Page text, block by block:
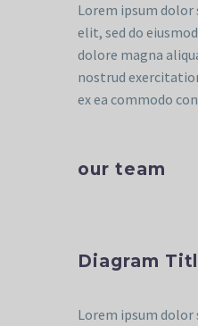
Lorem ipsum
elit, sed do
dolore magna
nostrud
ex ea commodo
our team
Diagram
Lorem ipsum